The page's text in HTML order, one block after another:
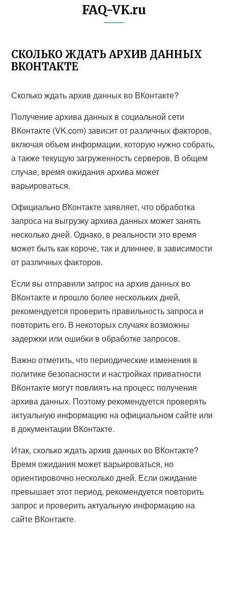
FAQ-VK.ru
СКОЛЬКО ЖДАТЬ АРХИВ ДАННЫХ
ВКОНТАКТЕ
Сколько ждать архив данных во ВКонтакте?
Получение архива данных в социальной сети
ВКонтакте (VK.com) зависит от различных факторов,
включая объем информации, которую нужно собрать,
а также текущую загруженность серверов. В общем
случае, время ожидания архива может
варьироваться.
Официально ВКонтакте заявляет, что обработка
запроса на выгрузку архива данных может занять
несколько дней. Однако, в реальности это время
может быть как короче, так и длиннее, в зависимости
от различных факторов.
Если вы отправили запрос на архив данных во
ВКонтакте и прошло более нескольких дней,
рекомендуется проверить правильность запроса и
повторить его. В некоторых случаях возможны
задержки или ошибки в обработке запросов.
Важно отметить, что периодические изменения в
политике безопасности и настройках приватности
ВКонтакте могут повлиять на процесс получения
архива данных. Поэтому рекомендуется проверять
актуальную информацию на официальном сайте или
в документации ВКонтакте.
Итак, сколько ждать архив данных во ВКонтакте?
Время ожидания может варьироваться, но
ориентировочно несколько дней. Если ожидание
превышает этот период, рекомендуется повторить
запрос и проверить актуальную информацию на
сайте ВКонтакте.